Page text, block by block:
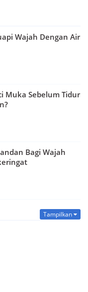
Wajah Dengan Air
Muka Sebelum Tidur
Bagi Wajah
Tampilkan